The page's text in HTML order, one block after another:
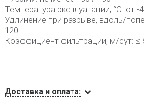
Температура эксплуатации, °С: от -
Удлинение при разрыве, вдоль/
120
Коэффициент фильтрации, м/сут: ≤
Доставка и оплата: